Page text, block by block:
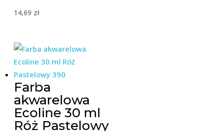
14,69 zł
Farba
akwarelowa
Ecoline 30 ml
Róż Pastelowy